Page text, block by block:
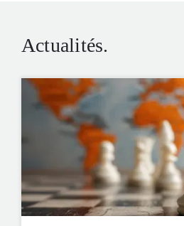
Actualités.